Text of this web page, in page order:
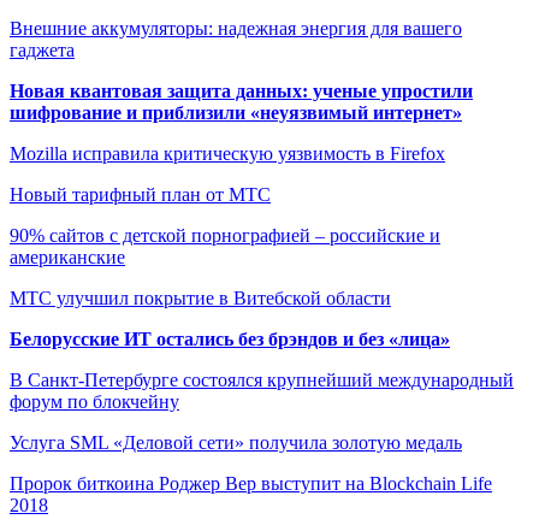
Внешние аккумуляторы: надежная энергия для вашего
гаджета
Новая квантовая защита данных: ученые упростили
шифрование и приблизили «неуязвимый интернет»
Mozilla исправила критическую уязвимость в Firefox
Новый тарифный план от МТС
90% сайтов с детской порнографией – российские и
американские
МТС улучшил покрытие в Витебской области
Белорусские ИТ остались без брэндов и без «лица»
В Санкт-Петербурге состоялся крупнейший международный
форум по блокчейну
Услуга SML «Деловой сети» получила золотую медаль
Пророк биткоина Роджер Вер выступит на Blockchain Life
2018